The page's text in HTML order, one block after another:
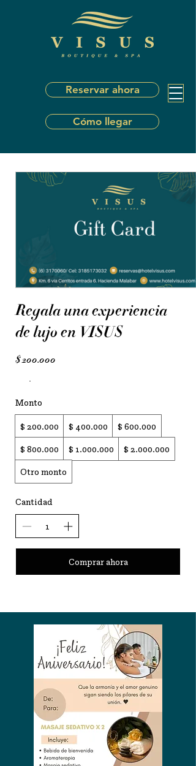
Reservar ahora
Cómo llegar
Regala una experiencia
de lujo en VISUS
$ 200.000
Monto
$ 200.000 $ 400.000
$ 600.000
$ 800.000
$ 1.000.000
$ 2.000.000
Otro monto
Cantidad
Comprar ahora